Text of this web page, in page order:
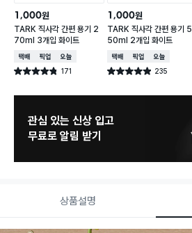
1,000원
TARK 직사각 간편 용기 2
70ml 3개입 화이트
택배배송매장픽업오늘배송
별점 4.8점 171
건 작성
1,000원
TARK 직사각 간편 용기 5
50ml 2개입 화이트
택배배송매장픽업오늘배송
별점 4.9점 235
건 작성
관심 있는 신상 입고
무료로 알림 받기
상품설명